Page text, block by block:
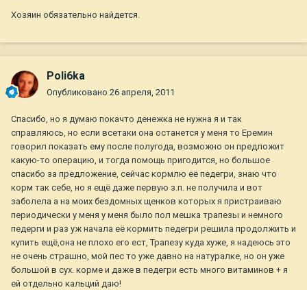
Хозяин обязательно найдется.
Poli6ka
Опубликовано 26 апреля, 2011
Спасибо, но я думаю покачто денежка не нужна я и так
справляюсь, но если всетаки она останется у меня то Еремин
говорил показать ему после полугода, возможно он предложит
какую-то операцию, и тогда помощь пригодится, но большое
спасибо за предложение, сейчас кормлю её педегри, знаю что
корм так себе, но я ещё даже первую з.п. не получила и вот
заболела а на моих бездомных щенков которых я пристраиваю
периодически у меня у меня было пол мешка трапезы и немного
педерги и раз уж начала её кормить педегри решила продолжить и
купить ещё,она не плохо его ест, Трапезу куда хуже, я надеюсь это
не очень страшно, мой пес то уже давно на натуралке, но он уже
большой в сух. корме и даже в педегри есть много витаминов + я
ей отдельно кальций даю!